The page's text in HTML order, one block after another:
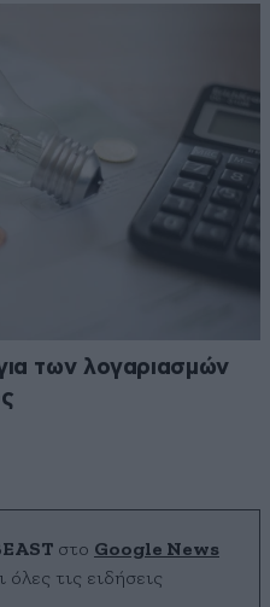
των λογαριασμών
στο Google News
τις ειδήσεις